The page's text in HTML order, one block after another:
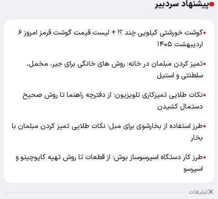
پیشنهاد سردبیر
●
گوشت خورشتی کیلویی چند ؟! + لیست قیمت گوشت قرمز امروز ۶
اردیبهشت ۱۴۰۵
●تمیز کردن مبلمان در خانه؛ روش های خانگی برای جیر، مخمل،
سلطنتی و استیل
●نکات طلایی تمیزکاری تلویزیون؛ از دفترچه راهنما تا روش صحیح
دستمال کشیدن
●طرز استفاده از بخارشوی برای مبل؛ نکات طلایی تمیز کردن مبلمان با
بخار
●طرز کار دستگاه اسپرسوساز بوش؛ از قطعات تا روش تهیه کاپوچینو و
اسپرسو
تبلیغات